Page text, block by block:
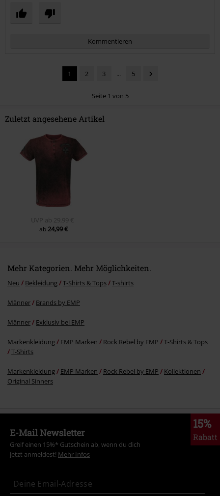
Kommentieren
Kommentar jetzt abschicken!
1 2 3 ... 5
Seite 1 von 5
Zuletzt angesehene Artikel
UVP ab 29,99 €
ab 24,99 €
Mehr Kategorien. Mehr Möglichkeiten.
Neu Bekleidung T-Shirts & Tops T-shirts
Männer Brands by EMP
Männer Exklusiv bei EMP
Markenkleidung EMP Marken Rock Rebel by EMP
T-Shirts & Tops
T-Shirts
Markenkleidung EMP Marken Rock Rebel by EMP
Kollektionen
Original Sinners
15%
Rabatt
E-Mail Newsletter
Greif einen 15%* Gutschein ab, wenn du dich
jetzt anmeldest! Mehr Infos